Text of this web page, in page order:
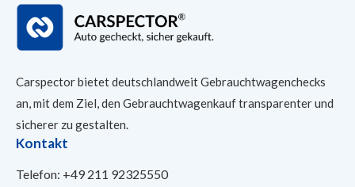
Carspector bietet deutschlandweit Gebrauchtwagenchecks
an, mit dem Ziel, den Gebrauchtwagenkauf transparenter und
sicherer zu gestalten.
Kontakt
Telefon: +49 211 92325550